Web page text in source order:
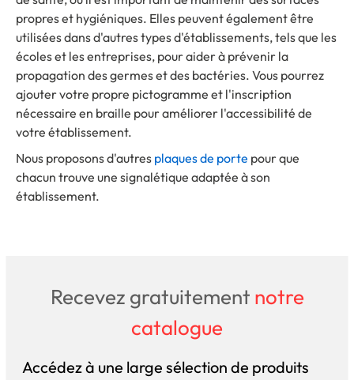
propres et hygiéniques. Elles peuvent également être
utilisées dans d'autres types d'établissements, tels que les
écoles et les entreprises, pour aider à prévenir la
propagation des germes et des bactéries. Vous pourrez
ajouter votre propre pictogramme et l'inscription
nécessaire en braille pour améliorer l'accessibilité de
votre établissement.
Nous proposons d'autres plaques de porte pour que
chacun trouve une signalétique adaptée à son
établissement.
Recevez gratuitement notre
catalogue
Accédez à une large sélection de produits